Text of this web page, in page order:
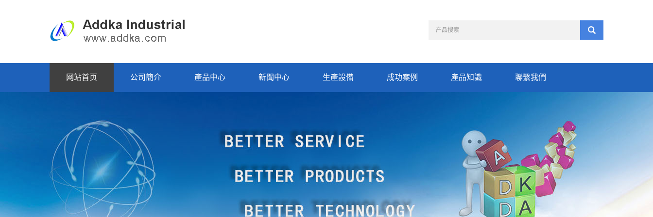
网站首页 公司簡介 產品中心 新聞中心 生產設備 成功案例 產品知識 聯繫我們